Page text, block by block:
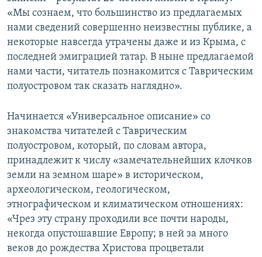
«Мы сознаем, что большинство из предлагаемых
нами сведений совершенно неизвестны публике, а
некоторые навсегда утрачены даже и из Крыма, с
последней эмиграцией татар. В ныне предлагаемой
нами части, читатель познакомится с Таврическим
полуостровом так сказать наглядно».
Начинается «Универсальное описание» со
знакомства читателей с Таврическим
полуостровом, который, по словам автора,
принадлежит к числу «замечательнейших клочков
земли на земном шаре» в историческом,
археологическом, геологическом,
этнографическом и климатическом отношениях:
«Чрез эту страну проходили все почти народы,
некогда опустошавшие Европу; в ней за много
веков до рождества Христова процветали